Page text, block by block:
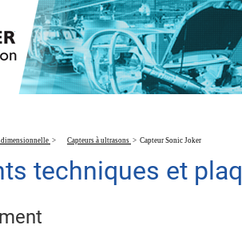
dimensionnelle > Capteurs à ultrasons > Capteur Sonic Joker
techniques et